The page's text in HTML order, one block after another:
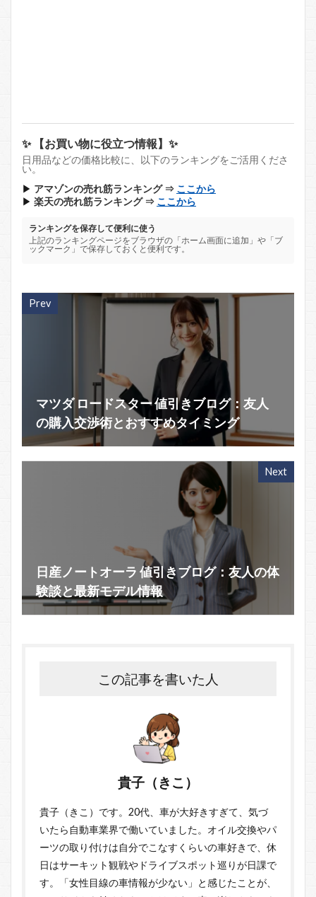
✨ 【お買い物に役立つ情報】✨
日用品などの価格比較に、以下のランキングをご活用くださ
い。
▶ アマゾンの売れ筋ランキング ⇒ ここから
▶ 楽天の売れ筋ランキング ⇒ ここから
ランキングを保存して便利に使う
上記のランキングページをブラウザの「ホーム画面に追加」や「ブ
ックマーク」で保存しておくと便利です。
Prev
マツダ ロードスター 値引きブログ：友人
の購入交渉術とおすすめタイミング
Next
日産ノートオーラ 値引きブログ：友人の体
験談と最新モデル情報
この記事を書いた人
貴子（きこ）
貴子（きこ）です。20代、車が大好きすぎて、気づ
いたら自動車業界で働いていました。オイル交換やパ
ーツの取り付けは自分でこなすくらいの車好きで、休
日はサーキット観戦やドライブスポット巡りが日課で
す。「女性目線の車情報が少ない」と感じたことが、